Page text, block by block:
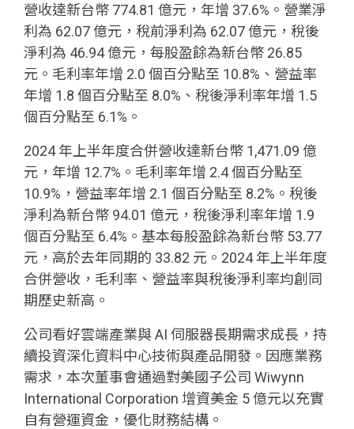
營收達新台幣 774.81 億元，年增 37.6%。營業淨
利為 62.07 億元，稅前淨利為 62.07 億元，稅後
淨利為 46.94 億元，每股盈餘為新台幣 26.85
元。毛利率年增 2.0 個百分點至 10.8%、營益率
年增 1.8 個百分點至 8.0%、稅後淨利率年增 1.5
個百分點至 6.1%。
2024 年上半年度合併營收達新台幣 1,471.09 億
元，年增 12.7%。毛利率年增 2.4 個百分點至
10.9%，營益率年增 2.1 個百分點至 8.2%。稅後
淨利為新台幣 94.01 億元，稅後淨利率年增 1.9
個百分點至 6.4%。基本每股盈餘為新台幣 53.77
元，高於去年同期的 33.82 元。2024 年上半年度
合併營收，毛利率、營益率與稅後淨利率均創同
期歷史新高。
公司看好雲端產業與 AI 伺服器長期需求成長，持
續投資深化資料中心技術與產品開發。因應業務
需求，本次董事會通過對美國子公司 Wiwynn
International Corporation 增資美金 5 億元以充實
自有營運資金，優化財務結構。